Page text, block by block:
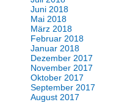
Juni 2018
Mai 2018
März 2018
Februar 2018
Januar 2018
Dezember 2017
November 2017
Oktober 2017
September 2017
August 2017